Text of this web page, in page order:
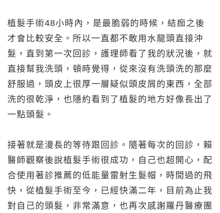
植髮手術48小時內，是最脆弱的時候，結痂之後
才會比較安全。所以一直都不敢用水龍頭直接沖
髮，直到第一次回診，護理師看了我的狀況後，就
直接幫我洗頭，頓時覺得，從來沒有洗頭洗的那麼
舒服過，頭皮上很厚一層疑似頭皮屑的東西，全部
洗的很乾淨，也隱約看到了植髮的地方好像長出了
一點頭髮。
接著就是漫長的等待跟回診。隨著每次的回診，賴
醫師觀察後說植髮手術很成功，自己也超開心，配
合使用著診推薦的低能量雷射生髮帽，時間過的飛
快，從植髮手術至今，已經快滿二年，目前為止我
對自己的頭髮，非常滿意，也再次感謝羅丹醫療團